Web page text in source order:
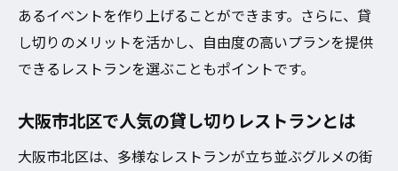
あるイベントを作り上げることができます。さらに、貸
し切りのメリットを活かし、自由度の高いプランを提供
できるレストランを選ぶこともポイントです。
大阪市北区で人気の貸し切りレストランとは
大阪市北区は、多様なレストランが立ち並ぶグルメの街